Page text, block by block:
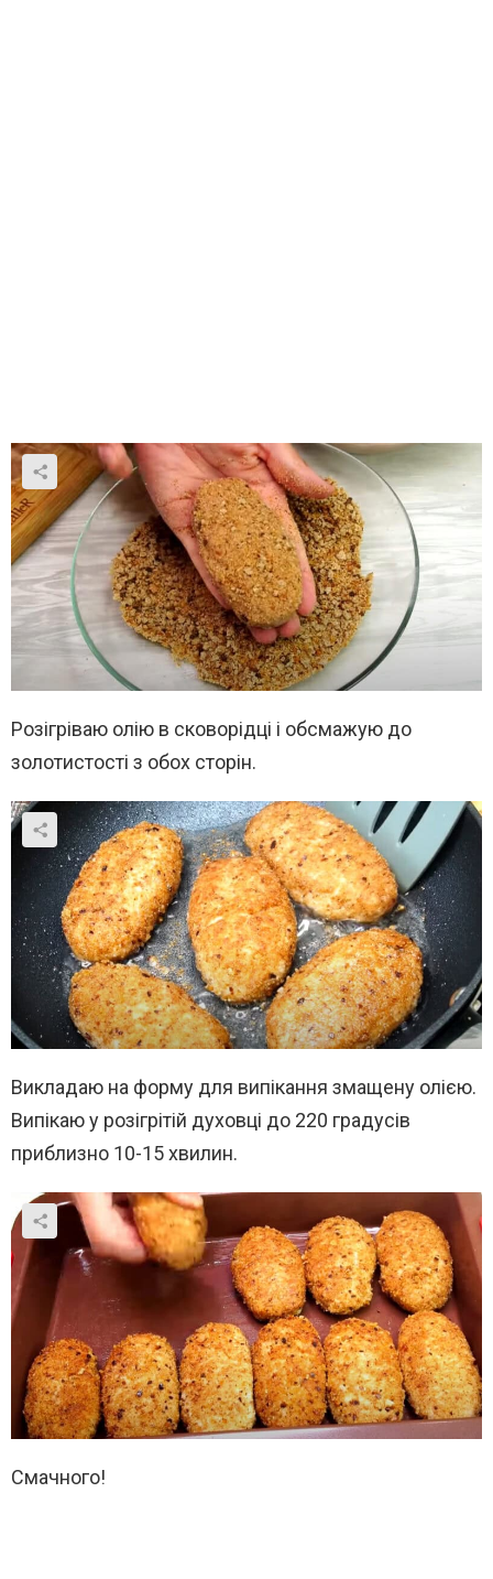
Розігріваю олію в сковорідці і обсмажую до
золотистості з обох сторін.
Викладаю на форму для випікання змащену олією.
Випікаю у розігрітій духовці до 220 градусів
приблизно 10-15 хвилин.
Смачного!